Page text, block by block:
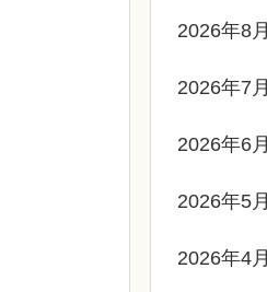
2026年8月
2026年7月
2026年6月
2026年5月
2026年4月